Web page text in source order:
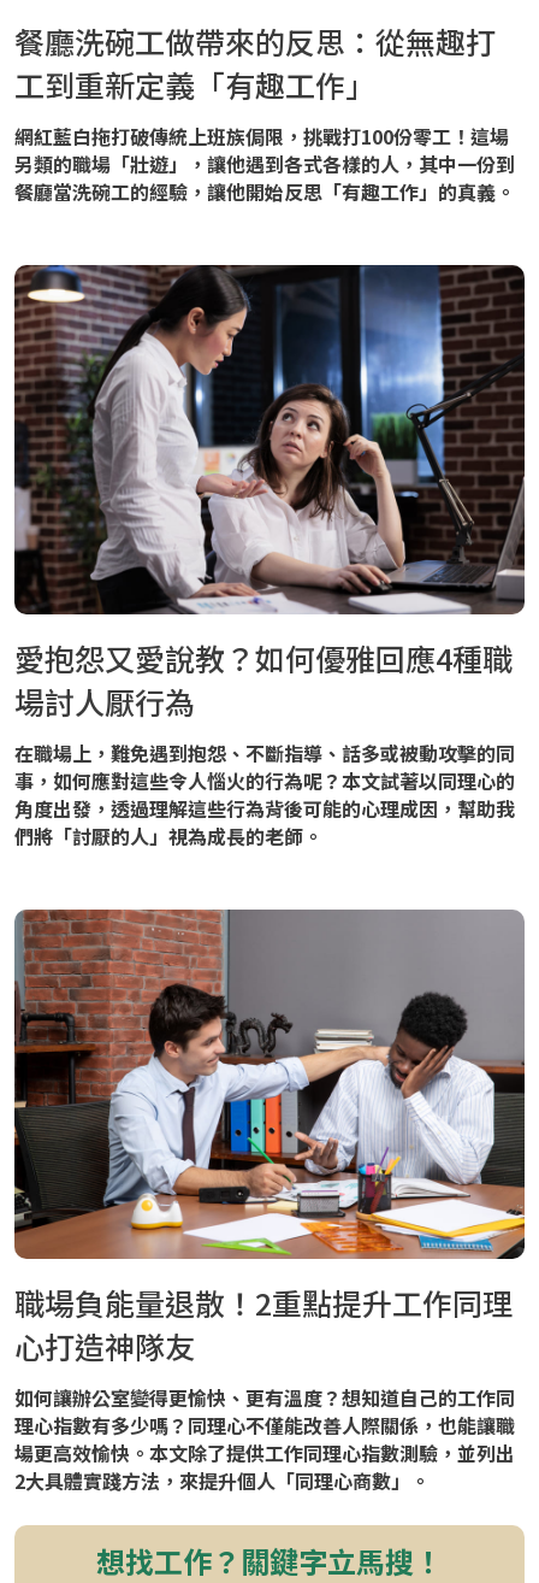
餐廳洗碗工做帶來的反思：從無趣打
工到重新定義「有趣工作」
網紅藍白拖打破傳統上班族侷限，挑戰打100份零工！這場
另類的職場「壯遊」，讓他遇到各式各樣的人，其中一份到
餐廳當洗碗工的經驗，讓他開始反思「有趣工作」的真義。
愛抱怨又愛說教？如何優雅回應4種職
場討人厭行為
在職場上，難免遇到抱怨、不斷指導、話多或被動攻擊的同
事，如何應對這些令人惱火的行為呢？本文試著以同理心的
角度出發，透過理解這些行為背後可能的心理成因，幫助我
們將「討厭的人」視為成長的老師。
職場負能量退散！2重點提升工作同理
心打造神隊友
如何讓辦公室變得更愉快、更有溫度？想知道自己的工作同
理心指數有多少嗎？同理心不僅能改善人際關係，也能讓職
場更高效愉快。本文除了提供工作同理心指數測驗，並列出
2大具體實踐方法，來提升個人「同理心商數」。
想找工作？關鍵字立馬搜！